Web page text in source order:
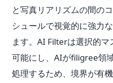
と写真リアリズムの間の
シュールで視覚的に強力
ます。AI Filterは選択的
可能にし、AIがfiligree領
処理するため、境界が有